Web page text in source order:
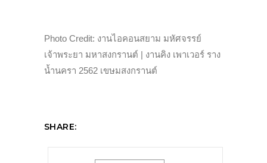
Photo Credit: งานไอคอนสยาม มหัศจรรย์
เจ้าพระยา มหาสงกรานต์ | งานคิง เพาเวอร์ ราง
น้ำนครา 2562 เขษมสงกรานต์
SHARE: